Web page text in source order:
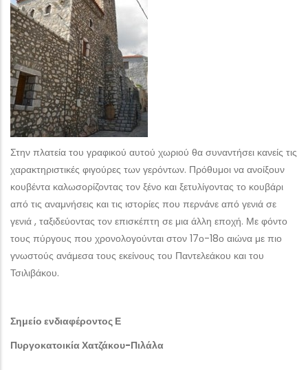
Στην πλατεία του γραφικού αυτού χωριού θα συναντήσει κανείς τις
χαρακτηριστικές φιγούρες των γερόντων. Πρόθυμοι να ανοίξουν
κουβέντα καλωσορίζοντας τον ξένο και ξετυλίγοντας το κουβάρι
από τις αναμνήσεις και τις ιστορίες που περνάνε από γενιά σε
γενιά , ταξιδεύοντας τον επισκέπτη σε μια άλλη εποχή. Με φόντο
τους πύργους που χρονολογούνται στον 17ο-18ο αιώνα με πιο
γνωστούς ανάμεσα τους εκείνους του Παντελεάκου και του
Τσιλιβάκου.
Σημείο ενδιαφέροντος Ε
Πυργοκατοικία Χατζάκου-Πιλάλα